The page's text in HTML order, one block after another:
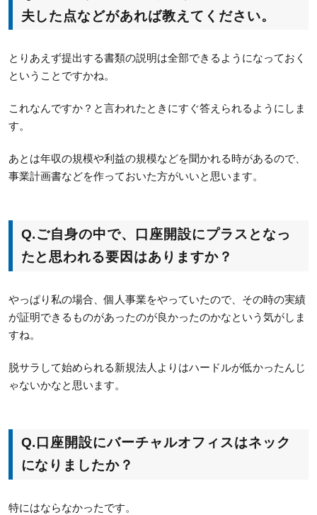
夫した点などがあれば教えてください。
とりあえず提出する書類の説明は全部できるようになっておく
ということですかね。
これなんですか？と言われたときにすぐ答えられるようにしま
す。
あとは年収の規模や利益の規模などを聞かれる時があるので、
事業計画書などを作っておいた方がいいと思います。
Q.ご自身の中で、口座開設にプラスとなっ
たと思われる要因はありますか？
やっぱり私の場合、個人事業をやっていたので、その時の実績
が証明できるものがあったのが良かったのかなという気がしま
すね。
脱サラして始められる新規法人よりはハードルが低かったんじ
ゃないかなと思います。
Q.口座開設にバーチャルオフィスはネック
になりましたか？
特にはならなかったです。